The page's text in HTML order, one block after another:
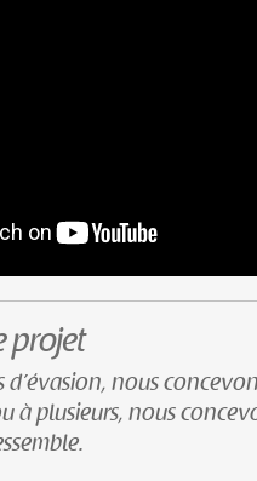
projet
d’évasion, nous
à plusieurs, nous